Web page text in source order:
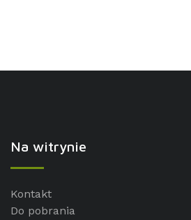
Na witrynie
Kontakt
Do pobrania